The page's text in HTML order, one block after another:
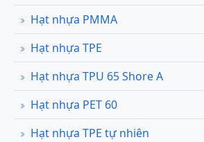
Hạt nhựa PMMA
Hạt nhựa TPE
Hạt nhựa TPU 65 Shore A
Hạt nhựa PET 60
Hạt nhựa TPE tự nhiên